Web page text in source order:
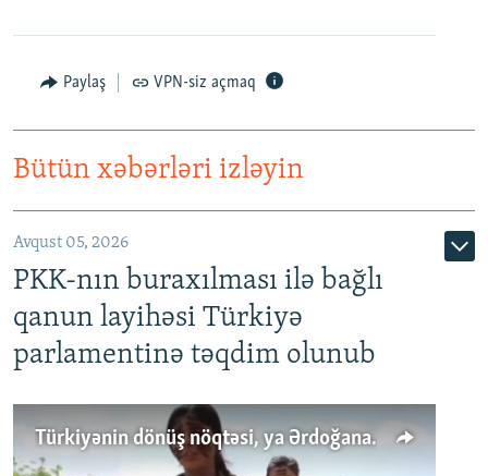
Paylaş VPN-siz açmaq
Bütün xəbərləri izləyin
Avqust 05, 2026
PKK-nın buraxılması ilə bağlı
qanun layihəsi Türkiyə
parlamentinə təqdim olunub
Türkiyənin dönüş nöqtəsi, ya Ərdoğana üçüncü şans: PKK ilə qəfil barışıq nə deməkdir?